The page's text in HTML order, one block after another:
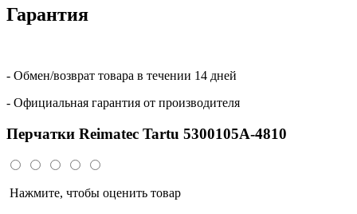
Гарантия
- Обмен/возврат товара в течении 14 дней
- Официальная гарантия от производителя
Перчатки Reimatec Tartu 5300105A-4810
Нажмите, чтобы оценить товар